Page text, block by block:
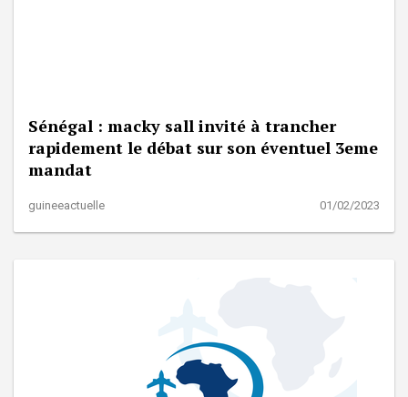
Sénégal : macky sall invité à trancher
rapidement le débat sur son éventuel 3eme
mandat
guineeactuelle 01/02/2023